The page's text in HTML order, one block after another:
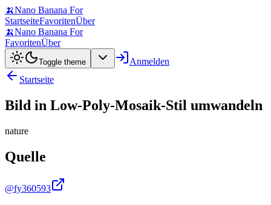
🍌Nano Banana For
StartseiteFavoritenÜber
🍌Nano Banana For
FavoritenÜber
Toggle theme
Anmelden
Startseite
Bild in Low-Poly-Mosaik-Stil umwandeln
nature
Quelle
@fy360593